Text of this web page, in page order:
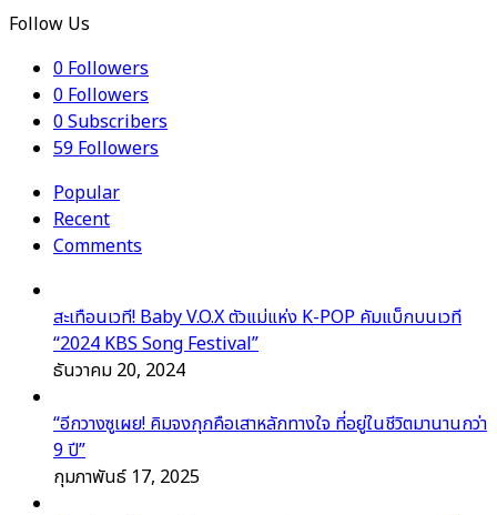
Follow Us
0 Followers
0 Followers
0Subscribers
59 Followers
Popular
Recent
Comments
สะเทือนเวที! Baby V.O.X ตัวแม่แห่ง K-POP คัมแบ็กบนเวที
“2024 KBS Song Festival”
ธันวาคม 20, 2024
“อีกวางซูเผย! คิมจงกุกคือเสาหลักทางใจ ที่อยู่ในชีวิตมานานกว่า
9 ปี”
กุมภาพันธ์ 17, 2025